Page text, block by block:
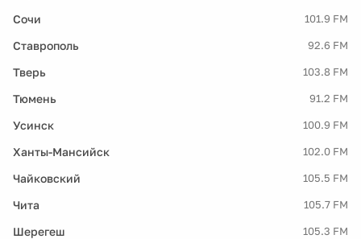
Сочи 101.9 FM
Ставрополь 92.6 FM
Тверь 103.8 FM
Тюмень 91.2 FM
Усинск 100.9 FM
Ханты-Мансийск 102.0 FM
Чайковский 105.5 FM
Чита 105.7 FM
Шерегеш 105.3 FM